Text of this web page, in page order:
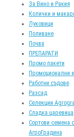
За Вино и Ракия
Колички и
Луковици
Поливане
Почва
ПРЕПАРАТИ
Промо пакети
Промоционални
Работни съдове
Разсад
Селекции
Сладка царевица
Сортови семена
АгроГрадина